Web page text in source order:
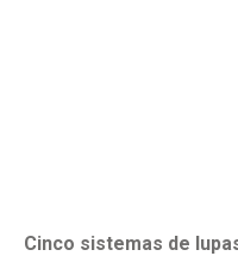
Cinco sistemas de